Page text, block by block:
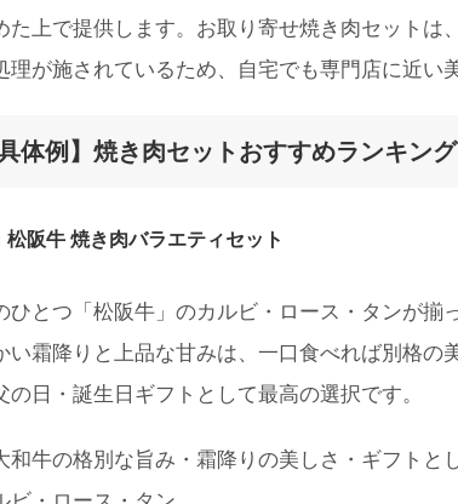
た上で提供します。お取り寄せ焼き肉セットは
理が施されているため、自宅でも専門店に近い
具体例】焼き肉セットおすすめランキング
松阪牛 焼き肉バラエティセット
ひとつ「松阪牛」のカルビ・ロース・タンが揃
い霜降りと上品な甘みは、一口食べれば別格の
の日・誕生日ギフトとして最高の選択です。
和牛の格別な旨み・霜降りの美しさ・ギフトと